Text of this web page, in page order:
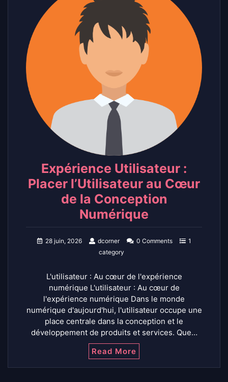
Expérience Utilisateur :
Placer l’Utilisateur au Cœur
de la Conception
Numérique
28 juin, 2026 dcorner 0 Comments
1
category
L'utilisateur : Au cœur de l'expérience
numérique L'utilisateur : Au cœur de
l'expérience numérique Dans le monde
numérique d'aujourd'hui, l'utilisateur occupe une
place centrale dans la conception et le
développement de produits et services. Que…
Read More